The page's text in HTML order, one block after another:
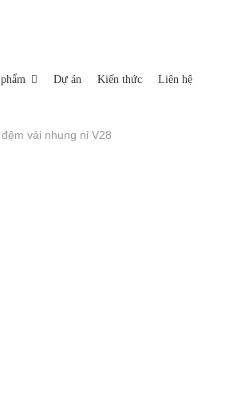
Dự án Kiến thức Liên hệ
vải nhung nỉ V28